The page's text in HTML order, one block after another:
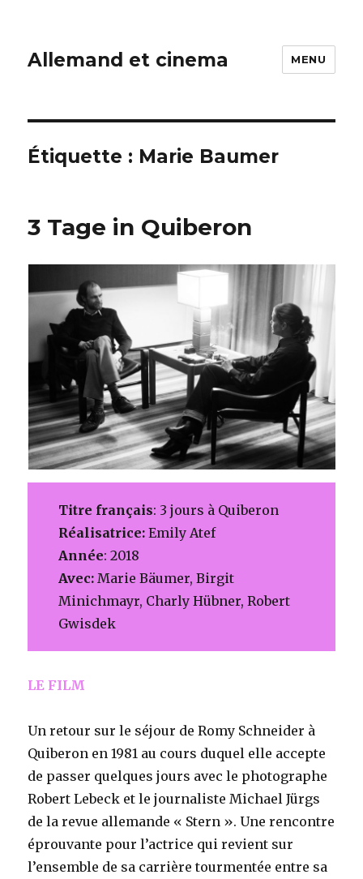
Allemand et cinema MENU
Étiquette : Marie Baumer
3 Tage in Quiberon
Titre français: 3 jours à Quiberon
Réalisatrice: Emily Atef
Année: 2018
Avec:Marie Bäumer, Birgit
Minichmayr, Charly Hübner, Robert
Gwisdek
LE FILM
Un retour sur le séjour de Romy Schneider à
Quiberon en 1981 au cours duquel elle accepte
de passer quelques jours avec le photographe
Robert Lebeck et le journaliste Michael Jürgs
de la revue allemande « Stern ». Une rencontre
éprouvante pour l’actrice qui revient sur
l’ensemble de sa carrière tourmentée entre sa